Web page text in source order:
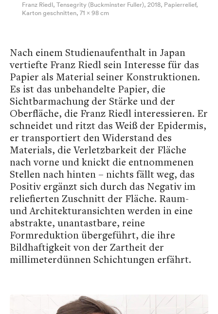
Franz Riedl, Tensegrity (Buckminster Fuller), 2018, Papierrelief,
Karton geschnitten, 71 x 98 cm
Nach einem Studienaufenthalt in Japan
vertiefte Franz Riedl sein Interesse für das
Papier als Material seiner Konstruktionen.
Es ist das unbehandelte Papier, die
Sichtbarmachung der Stärke und der
Oberfläche, die Franz Riedl interessieren. Er
schneidet und ritzt das Weiß der Epidermis,
er transportiert den Widerstand des
Materials, die Verletzbarkeit der Fläche
nach vorne und knickt die entnommenen
Stellen nach hinten – nichts fällt weg, das
Positiv ergänzt sich durch das Negativ im
reliefierten Zuschnitt der Fläche. Raum-
und Architekturansichten werden in eine
abstrakte, unantastbare, reine
Formreduktion übergeführt, die ihre
Bildhaftigkeit von der Zartheit der
millimeterdünnen Schichtungen erfährt.